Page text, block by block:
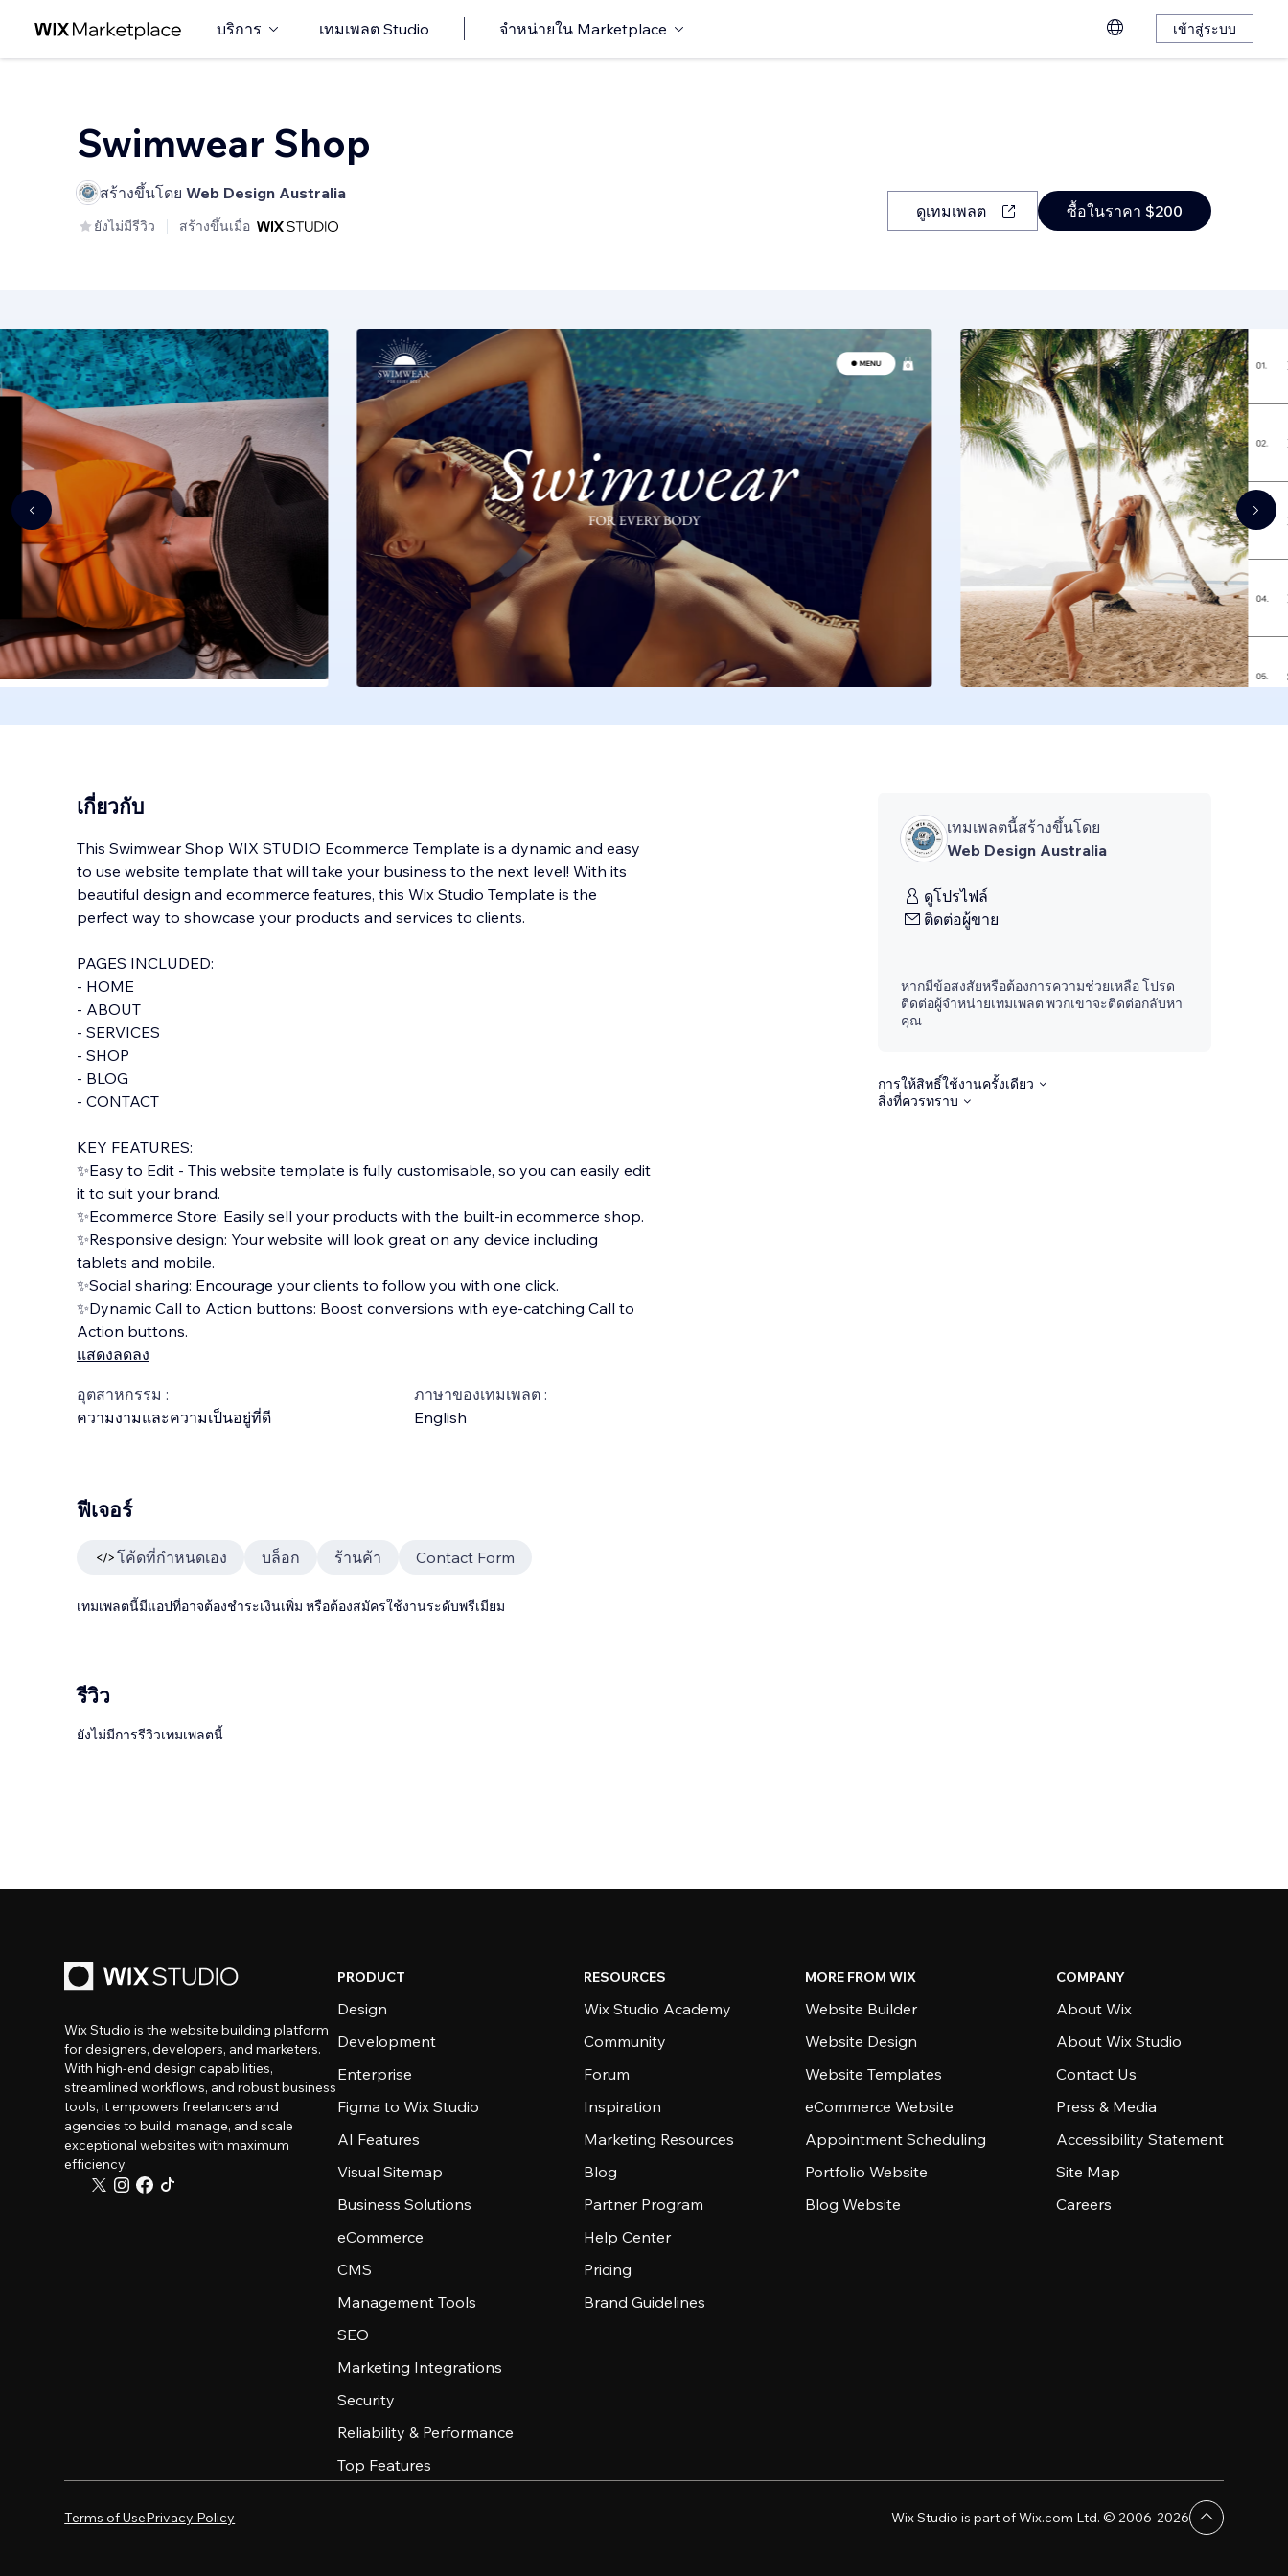
บริการ เทมเพลต Studio จำหน่ายใน Marketplace เข้าสู่ระบบ
Swimwear Shop
สร้างขึ้นโดย Web Design Australia
ยังไม่มีรีวิว สร้างขึ้นเมื่อ
ดูเทมเพลต ซื้อในราคา $200
เกี่ยวกับ
This Swimwear Shop WIX STUDIO Ecommerce Template is a dynamic and easy
to use website template that will take your business to the next level! With its
beautiful design and ecommerce features, this Wix Studio Template is the
perfect way to showcase your products and services to clients.
PAGES INCLUDED:
- HOME
- ABOUT
- SERVICES
- SHOP
- BLOG
- CONTACT
KEY FEATURES:
✨Easy to Edit - This website template is fully customisable, so you can easily edit
it to suit your brand.
✨Ecommerce Store: Easily sell your products with the built-in ecommerce shop.
✨Responsive design: Your website will look great on any device including
tablets and mobile.
✨Social sharing: Encourage your clients to follow you with one click.
✨Dynamic Call to Action buttons: Boost conversions with eye-catching Call to
Action buttons.
แสดงลดลง
อุตสาหกรรม :
ความงามและความเป็นอยู่ที่ดี
ภาษาของเทมเพลต :
English
เทมเพลตนี้สร้างขึ้นโดย
Web Design Australia
ดูโปรไฟล์
ติดต่อผู้ขาย
หากมีข้อสงสัยหรือต้องการความช่วยเหลือ โปรด
ติดต่อผู้จำหน่ายเทมเพลต พวกเขาจะติดต่อกลับหา
คุณ
การให้สิทธิ์ใช้งานครั้งเดียว
สิ่งที่ควรทราบ
ฟีเจอร์
โค้ดที่กำหนดเอง บล็อก ร้านค้า Contact Form
เทมเพลตนี้มีแอปที่อาจต้องชำระเงินเพิ่ม หรือต้องสมัครใช้งานระดับพรีเมียม
รีวิว
ยังไม่มีการรีวิวเทมเพลตนี้
Wix Studio is the website building platform
for designers, developers, and marketers.
With high-end design capabilities,
streamlined workflows, and robust business
tools, it empowers freelancers and
agencies to build, manage, and scale
exceptional websites with maximum
efficiency.
PRODUCT
Design
Development
Enterprise
Figma to Wix Studio
AI Features
Visual Sitemap
Business Solutions
eCommerce
CMS
Management Tools
SEO
Marketing Integrations
Security
Reliability & Performance
Top Features
RESOURCES
Wix Studio Academy
Community
Forum
Inspiration
Marketing Resources
Blog
Partner Program
Help Center
Pricing
Brand Guidelines
MORE FROM WIX
Website Builder
Website Design
Website Templates
eCommerce Website
Appointment Scheduling
Portfolio Website
Blog Website
COMPANY
About Wix
About Wix Studio
Contact Us
Press & Media
Accessibility Statement
Site Map
Careers
Terms of UsePrivacy Policy Wix Studio is part of Wix.com Ltd. © 2006-2026